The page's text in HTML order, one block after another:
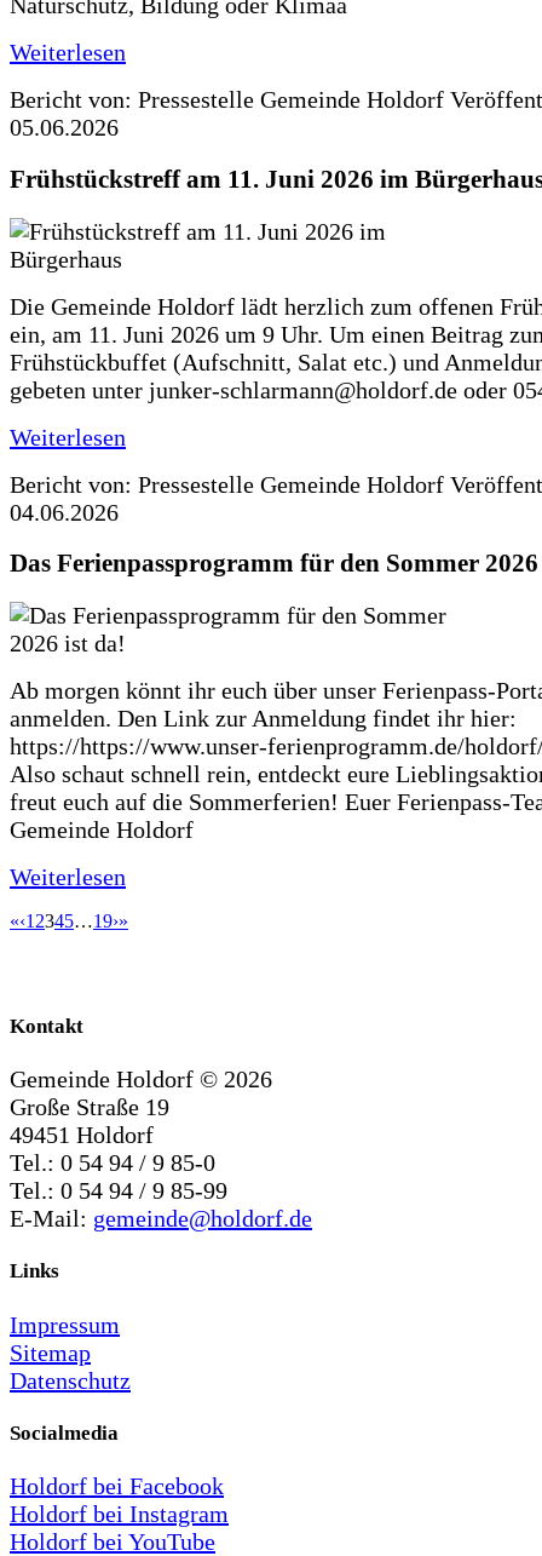
Weiterlesen
Bericht von: Pressestelle Gemeinde Holdorf
05.06.2026
Frühstückstreff am 11. Juni 2026 im
Die Gemeinde Holdorf lädt herzlich zum offenen
ein, am 11. Juni 2026 um 9 Uhr. Um einen Beitrag
Frühstückbuffet (Aufschnitt, Salat etc.) und
gebeten unter junker-schlarmann@holdorf.de oder
Weiterlesen
Bericht von: Pressestelle Gemeinde Holdorf
04.06.2026
Das Ferienpassprogramm für den Sommer
Ab morgen könnt ihr euch über unser Ferienpass-
anmelden. Den Link zur Anmeldung findet ihr hier:
https://https://www.unser-ferienprogramm.de/
Also schaut schnell rein, entdeckt eure
freut euch auf die Sommerferien! Euer Ferienpass-
Gemeinde Holdorf
Weiterlesen
«‹1 2345…19›»
Kontakt
Gemeinde Holdorf © 2026
Große Straße 19
49451 Holdorf
Tel.: 0 54 94 / 9 85-0
Tel.: 0 54 94 / 9 85-99
E-Mail: gemeinde@holdorf.de
Links
Impressum
Sitemap
Datenschutz
Socialmedia
Holdorf bei Facebook
Holdorf bei Instagram
Holdorf bei YouTube